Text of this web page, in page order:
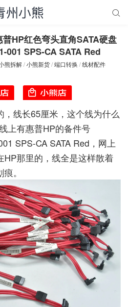

HP红色弯头直角SATA硬盘
001 SPS-CA SATA Red
熊拆解/小熊新货/端口转换 /线材配件
线长65厘米，这个线为什么
上有惠普HP的备件号
SPS-CA SATA Red，网上
HP那里的，线全是这样散着
。